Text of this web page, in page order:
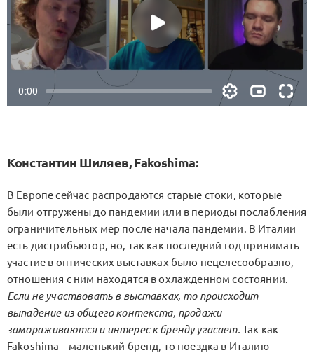
Константин Шиляев, Fakoshima:
В Европе сейчас распродаются старые стоки, которые
были отгружены до пандемии или в периоды послабления
ограничительных мер после начала пандемии. В Италии
есть дистрибьютор, но, так как последний год принимать
участие в оптических выставках было нецелесообразно,
отношения с ним находятся в охлажденном состоянии.
Если не участвовать в выставках, то происходит
выпадение из общего контекста, продажи
замораживаются и интерес к бренду угасает. Так как
Fakoshima – маленький бренд, то поездка в Италию